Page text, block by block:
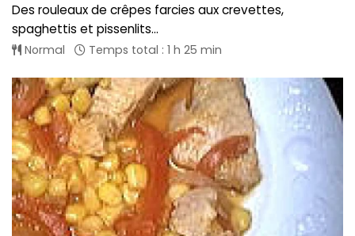
Des rouleaux de crêpes farcies aux crevettes,
spaghettis et pissenlits...
Normal Temps total : 1 h 25 min